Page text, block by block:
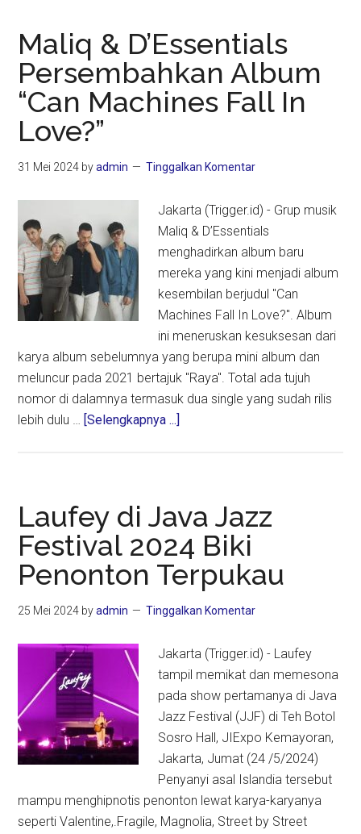
Maliq & D’Essentials
Persembahkan Album
“Can Machines Fall In
Love?”
31 Mei 2024 byadmin Tinggalkan Komentar
Jakarta (Trigger.id) - Grup musik
Maliq & D’Essentials
menghadirkan album baru
mereka yang kini menjadi album
kesembilan berjudul "Can
Machines Fall In Love?". Album
ini meneruskan kesuksesan dari
karya album sebelumnya yang berupa mini album dan
meluncur pada 2021 bertajuk "Raya". Total ada tujuh
nomor di dalamnya termasuk dua single yang sudah rilis
lebih dulu … [Selengkapnya ...]
Persembahkan
Album
“Can
Machines
Fall
In
Laufey di Java Jazz
Festival 2024 Biki
Penonton Terpukau
25 Mei 2024 byadmin Tinggalkan Komentar
Jakarta (Trigger.id) - Laufey
tampil memikat dan memesona
pada show pertamanya di Java
Jazz Festival (JJF) di Teh Botol
Sosro Hall, JIExpo Kemayoran,
Jakarta, Jumat (24 /5/2024)
Penyanyi asal Islandia tersebut
mampu menghipnotis penonton lewat karya-karyanya
seperti Valentine,.Fragile, Magnolia, Street by Street